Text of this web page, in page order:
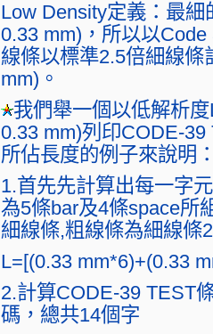
Low Density定義：最
0.33 mm)，所以以
線條以標準2.5倍細線條
mm)。
我們舉一個以低解析
0.33 mm)列印CODE-
所佔長度的例子來說明
1.首先先計算出每一字
為5條bar及4條space所
細線條,粗線條為細線條
L=[(0.33 mm*6)+(0.33
2.計算CODE-39 TEST
碼，總共14個字